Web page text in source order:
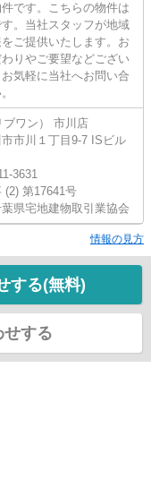
です。こちらの物件は
。当社スタッフが地域
ご提供いたします。お
りやご要望などござい
気軽に当社へお問い合
ブワン） 市川店
市川１丁目9-7 ISビル
3631
(2) 第17641号
葉県宅地建物取引業協会
情報の見方
する(無料)
せする